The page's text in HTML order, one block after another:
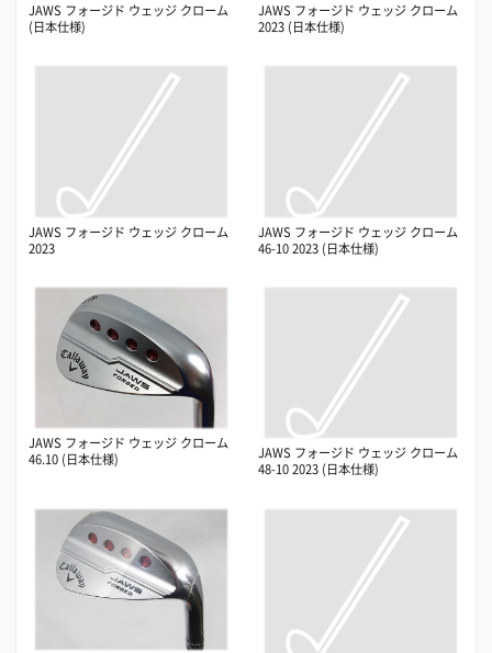
JAWS フォージド ウェッジ クローム
(日本仕様)
JAWS フォージド ウェッジ クローム
2023 (日本仕様)
JAWS フォージド ウェッジ クローム
2023
JAWS フォージド ウェッジ クローム
46-10 2023 (日本仕様)
JAWS フォージド ウェッジ クローム
46.10 (日本仕様)
JAWS フォージド ウェッジ クローム
48-10 2023 (日本仕様)